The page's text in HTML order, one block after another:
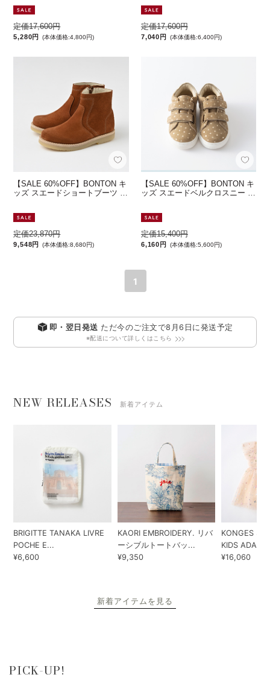
定価17,600円
5,280円 (本体価格:4,800円)
定価17,600円
7,040円 (本体価格:6,400円)
【SALE 60%OFF】BONTON キ
ッズ スエードショートブーツ …
定価23,870円
9,548円 (本体価格:8,680円)
【SALE 60%OFF】BONTON キ
ッズ スエードベルクロスニー …
定価15,400円
6,160円 (本体価格:5,600円)
1
即・翌日発送 ただ今のご注文で8月6日 に発送予定
※配送について詳しくはこちら
NEW RELEASES 新着アイテム
BRIGITTE TANAKA LIVRE
POCHE E...
¥6,600
KAORI EMBROIDERY. リバ
ーシブルトートバッ...
¥9,350
KONGES
KIDS ADA...
¥16,060
新着アイテムを見る
PICK-UP!